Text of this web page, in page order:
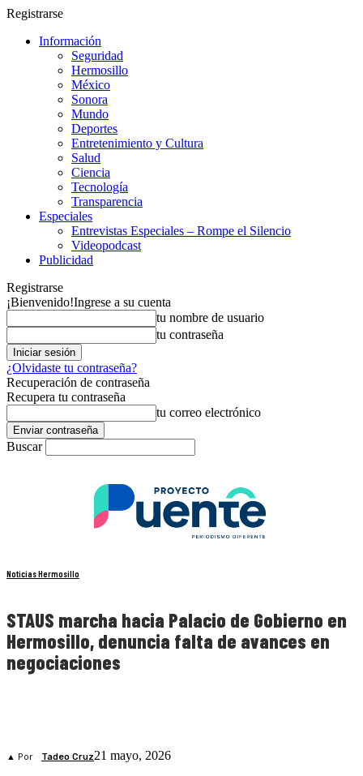
Registrarse
Información
Seguridad
Hermosillo
México
Sonora
Mundo
Deportes
Entretenimiento y Cultura
Salud
Ciencia
Tecnología
Transparencia
Especiales
Entrevistas Especiales – Rompe el Silencio
Videopodcast
Publicidad
Registrarse
¡Bienvenido!Ingrese a su cuenta
tu nombre de usuario
tu contraseña
¿Olvidaste tu contraseña?
Recuperación de contraseña
Recupera tu contraseña
tu correo electrónico
Buscar
Noticias Hermosillo
STAUS marcha hacia Palacio de Gobierno en
Hermosillo, denuncia falta de avances en
negociaciones
▲ Por Tadeo Cruz21 mayo, 2026